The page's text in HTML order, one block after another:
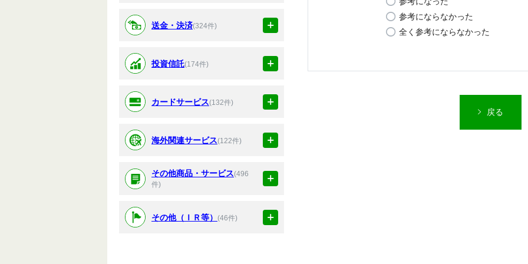
送金・決済(324件)
投資信託(174件)
カードサービス(132件)
海外関連サービス(122件)
その他商品・サービス(496
件)
その他（ＩＲ等） (46件)
参考にならなかった
全く参考にならなかった
戻る